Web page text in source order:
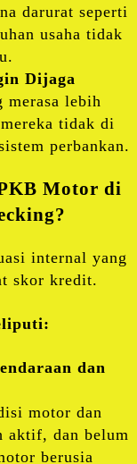
darurat seperti
usaha tidak
Dijaga
merasa lebih
tidak di
perbankan.
Motor di
internal yang
skor kredit.
dan
motor dan
aktif, dan belum
berusia